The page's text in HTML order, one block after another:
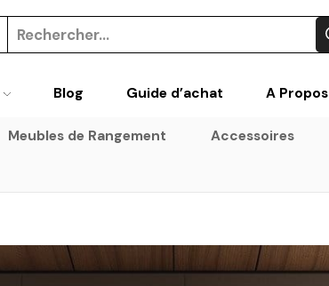
Blog Guide d’achat A Propos
Meubles de Rangement Accessoires